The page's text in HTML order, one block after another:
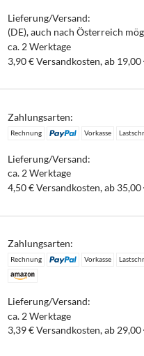
Lieferung/Versand:
(DE), auch nach Österreich
ca. 2 Werktage
3,90 € Versandkosten, ab
Zahlungsarten:
Rechnung Vorkasse
Lieferung/Versand:
ca. 2 Werktage
4,50 € Versandkosten, ab
Zahlungsarten:
Rechnung Vorkasse
Lieferung/Versand:
ca. 2 Werktage
3,39 € Versandkosten, ab